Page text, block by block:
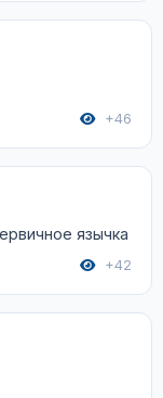
+46
язычка
+42